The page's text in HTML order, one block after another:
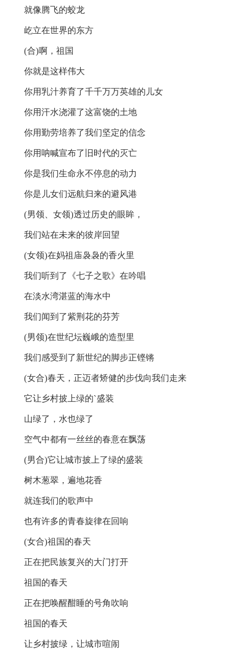
就像腾飞的蛟龙
屹立在世界的东方
(合)啊，祖国
你就是这样伟大
你用乳汁养育了千千万万英雄的儿女
你用汗水浇灌了这富饶的土地
你用勤劳培养了我们坚定的信念
你用呐喊宣布了旧时代的灭亡
你是我们生命永不停息的动力
你是儿女们远航归来的避风港
(男领、女领)透过历史的眼眸，
我们站在未来的彼岸回望
(女领)在妈祖庙袅袅的香火里
我们听到了《七子之歌》在吟唱
在淡水湾湛蓝的海水中
我们闻到了紫荆花的芬芳
(男领)在世纪坛巍峨的造型里
我们感受到了新世纪的脚步正铿锵
(女合)春天，正迈者矫健的步伐向我们走来
它让乡村披上绿的`盛装
山绿了，水也绿了
空气中都有一丝丝的春意在飘荡
(男合)它让城市披上了绿的盛装
树木葱翠，遍地花香
就连我们的歌声中
也有许多的青春旋律在回响
(女合)祖国的春天
正在把民族复兴的大门打开
祖国的春天
正在把唤醒酣睡的号角吹响
祖国的春天
让乡村披绿，让城市喧闹